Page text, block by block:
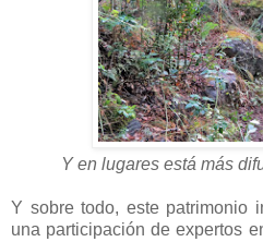
Y en lugares está más
Y sobre todo, este patrimonio
una participación de expertos